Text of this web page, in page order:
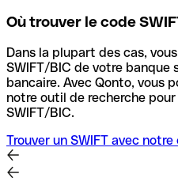
Où trouver le code
Dans la plupart des cas,
SWIFT/BIC de votre banque
bancaire. Avec Qonto, vous
notre outil de recherche
SWIFT/BIC.
Trouver un SWIFT avec notre